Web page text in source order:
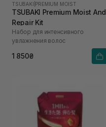
TSUBAKI PREMIUM MOIST
TSUBAKI Premium Moist And
Repair Kit
Набор для интенсивного
увлажнения волос
1 850₴